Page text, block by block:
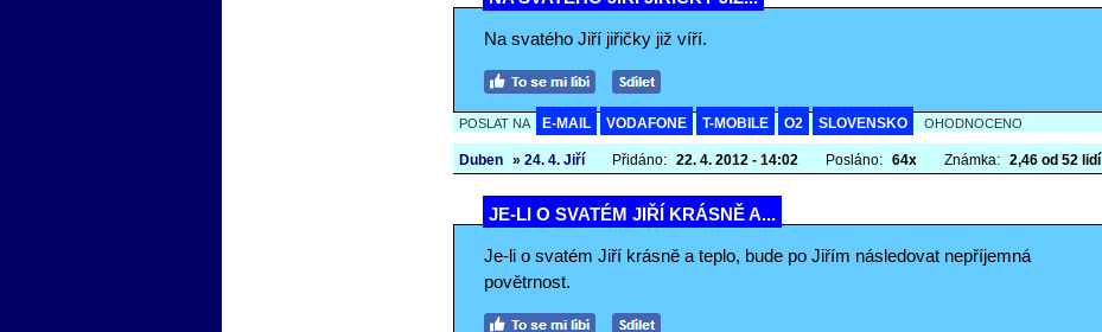
Na svatého Jiří jiřičky již víří.
POSLAT NA E-MAIL VODAFONE T-MOBILE O2 SLOVENSKO OHODNOCENO
Duben » 24. 4. Jiří Přidáno: 22. 4. 2012 - 14:02 Posláno: 64x Známka: 2,46 od 52 lidí
JE-LI O SVATÉM JIŘÍ KRÁSNĚ A...
Je-li o svatém Jiří krásně a teplo, bude po Jiřím následovat nepříjemná
povětrnost.